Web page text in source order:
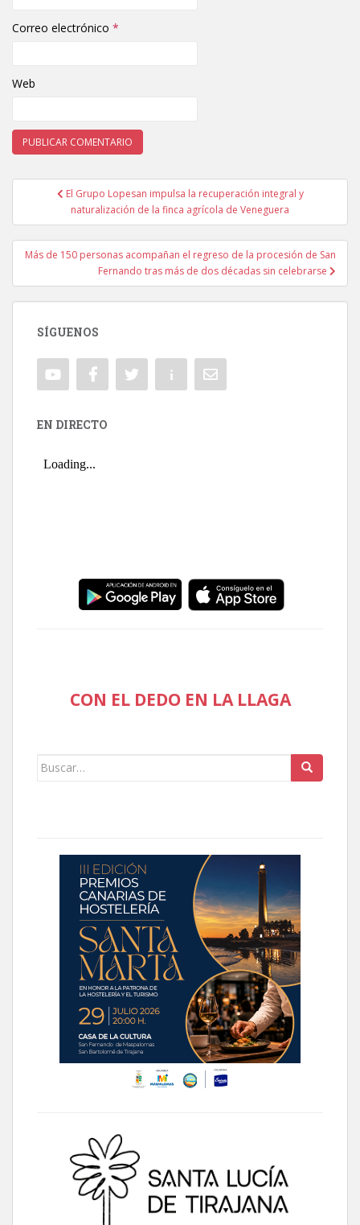
Correo electrónico *
Web
Navegación de entradas
El Grupo Lopesan impulsa la recuperación integral y
naturalización de la finca agrícola de Veneguera
Más de 150 personas acompañan el regreso de la procesión de San
Fernando tras más de dos décadas sin celebrarse
SÍGUENOS
EN DIRECTO
CON EL DEDO EN LA LLAGA
Buscar: